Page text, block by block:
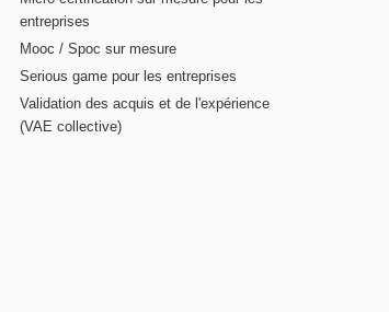
entreprises
Mooc / Spoc sur mesure
Serious game pour les entreprises
Validation des acquis et de l'expérience
(VAE collective)